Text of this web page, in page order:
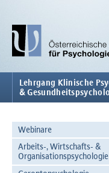
Lehrgang Klinische
&
Webinare
Arbeits-, Wirtschafts- &
Organisationspsychologie